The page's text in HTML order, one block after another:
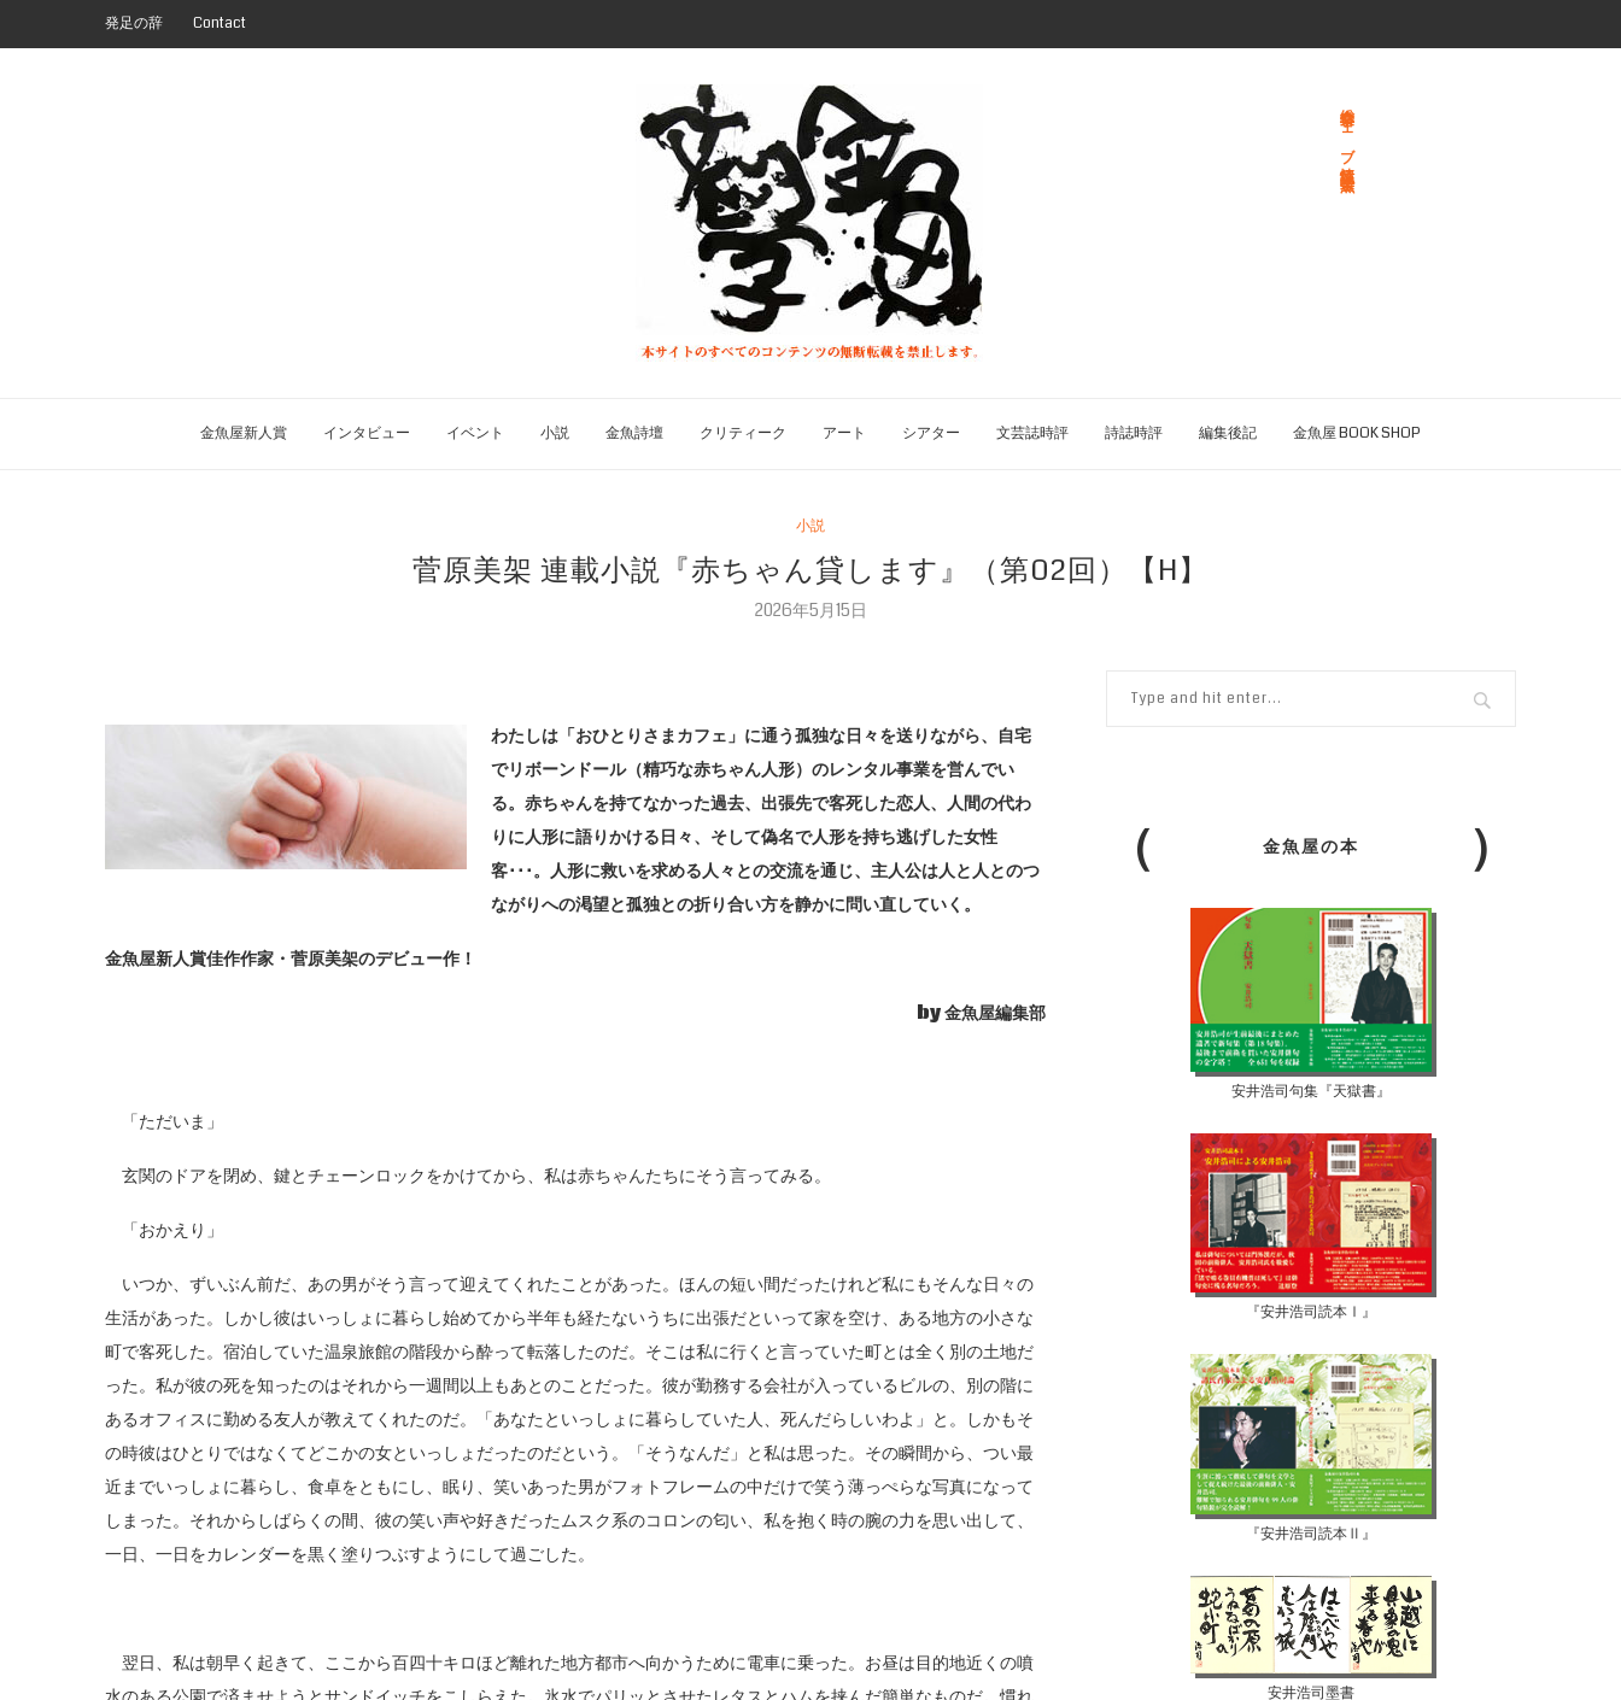
発足の辞 Contact
総合文学ウェブ情報誌 文学金魚
金魚屋新人賞 インタビュー イベント 小説 金魚詩壇 クリティーク アート シアター 文芸誌時評 詩誌時評 編集後記 金魚屋 BOOK SHOP
小説
菅原美架 連載小説『赤ちゃん貸します』（第02回）【H】
2026年5月15日
わたしは「おひとりさまカフェ」に通う孤独な日々を送りながら、自宅
でリボーンドール（精巧な赤ちゃん人形）のレンタル事業を営んでい
る。赤ちゃんを持てなかった過去、出張先で客死した恋人、人間の代わ
りに人形に語りかける日々、そして偽名で人形を持ち逃げした女性
客･･･。人形に救いを求める人々との交流を通じ、主人公は人と人とのつ
ながりへの渇望と孤独との折り合い方を静かに問い直していく。
金魚屋新人賞佳作作家・菅原美架のデビュー作！
by 金魚屋編集部
「ただいま」
玄関のドアを閉め、鍵とチェーンロックをかけてから、私は赤ちゃんたちにそう言ってみる。
「おかえり」
いつか、ずいぶん前だ、あの男がそう言って迎えてくれたことがあった。ほんの短い間だったけれど私にもそんな日々の
生活があった。しかし彼はいっしょに暮らし始めてから半年も経たないうちに出張だといって家を空け、ある地方の小さな
町で客死した。宿泊していた温泉旅館の階段から酔って転落したのだ。そこは私に行くと言っていた町とは全く別の土地だ
った。私が彼の死を知ったのはそれから一週間以上もあとのことだった。彼が勤務する会社が入っているビルの、別の階に
あるオフィスに勤める友人が教えてくれたのだ。「あなたといっしょに暮らしていた人、死んだらしいわよ」と。しかもそ
の時彼はひとりではなくてどこかの女といっしょだったのだという。「そうなんだ」と私は思った。その瞬間から、つい最
近までいっしょに暮らし、食卓をともにし、眠り、笑いあった男がフォトフレームの中だけで笑う薄っぺらな写真になって
しまった。それからしばらくの間、彼の笑い声や好きだったムスク系のコロンの匂い、私を抱く時の腕の力を思い出して、
一日、一日をカレンダーを黒く塗りつぶすようにして過ごした。
翌日、私は朝早く起きて、ここから百四十キロほど離れた地方都市へ向かうために電車に乗った。お昼は目的地近くの噴
金魚屋の本
安井浩司句集『天獄書』
『安井浩司読本Ⅰ』
『安井浩司読本Ⅱ』
安井浩司墨書